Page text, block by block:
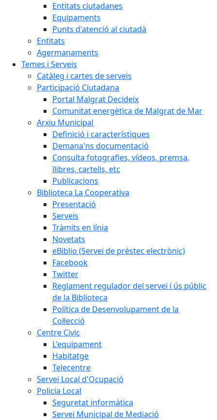
Entitats ciutadanes
Equipaments
Punts d'atenció al ciutadà
Entitats
Agermanaments
Temes i Serveis
Catàleg i cartes de serveis
Participació Ciutadana
Portal Malgrat Decideix
Comunitat energètica de Malgrat de Mar
Arxiu Municipal
Definició i característiques
Demana'ns documentació
Consulta fotografies, vídeos, premsa,
llibres, cartells, etc
Publicacions
Biblioteca La Cooperativa
Presentació
Serveis
Tràmits en línia
Novetats
eBiblio (Servei de préstec electrònic)
Facebook
Twitter
Reglament regulador del servei i ús públic
de la Biblioteca
Política de Desenvolupament de la
Col·lecció
Centre Civic
L'equipament
Habitatge
Telecentre
Servei Local d'Ocupació
Policia Local
Seguretat informàtica
Servei Municipal de Mediació